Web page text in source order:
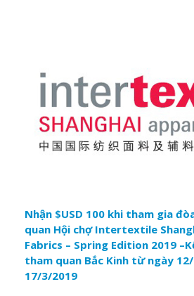
buổi trình diễn thời trang. Textyle-Expo
thương thảo, trao đổi thông tin và kế
thương mại đối với những doanh
dệt nhằm mở rộng hoạt động giao
Nhận $USD 100 khi tham gia
quan Hội chợ Intertextile
Fabrics – Spring Edition 2019
tham quan Bắc Kinh từ ngày 12/
17/3/2019